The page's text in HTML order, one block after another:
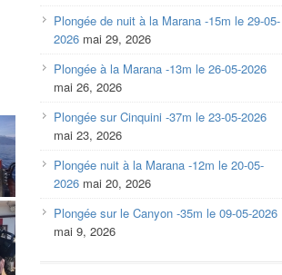
Plongée de nuit à la Marana -15m le 29-05-
2026 mai 29, 2026
Plongée à la Marana -13m le 26-05-2026
mai 26, 2026
Plongée sur Cinquini -37m le 23-05-2026
mai 23, 2026
Plongée nuit à la Marana -12m le 20-05-
2026 mai 20, 2026
Plongée sur le Canyon -35m le 09-05-2026
mai 9, 2026